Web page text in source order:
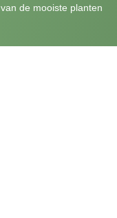
van de mooiste planten